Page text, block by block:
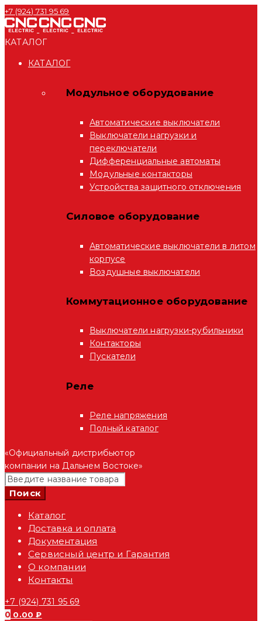
+7 (924) 731 95 69
КАТАЛОГ
КАТАЛОГ
Модульное оборудование
Автоматические выключатели
Выключатели нагрузки и
переключатели
Дифференциальные автоматы
Модульные контакторы
Устройства защитного отключения
Силовое оборудование
Автоматические выключатели в литом
корпусе
Воздушные выключатели
Коммутационное оборудование
Выключатели нагрузки-рубильники
Контакторы
Пускатели
Реле
Реле напряжения
Полный каталог
«Официальный дистрибьютор
компании на Дальнем Востоке»
Каталог
Доставка и оплата
Документация
Сервисный центр и Гарантия
О компании
Контакты
+7 (924) 731 95 69
0 0.00₽